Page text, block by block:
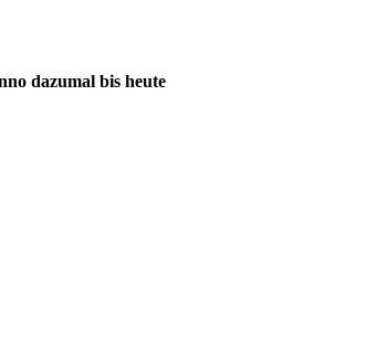
dazumal bis heute